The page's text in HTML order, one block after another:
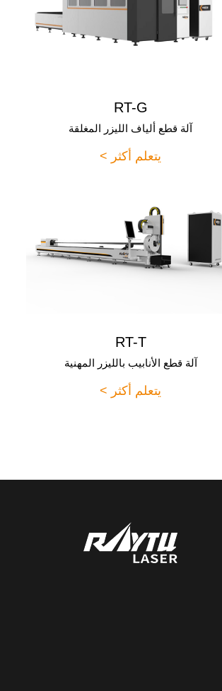
RT-G
آلة قطع ألياف الليزر المغلقة
يتعلم أكثر >
RT-T
آلة قطع الأنابيب بالليزر المهنية
يتعلم أكثر >